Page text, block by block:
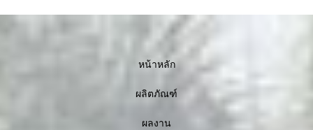
หน้าหลัก
ผลิตภัณฑ์
ผลงาน